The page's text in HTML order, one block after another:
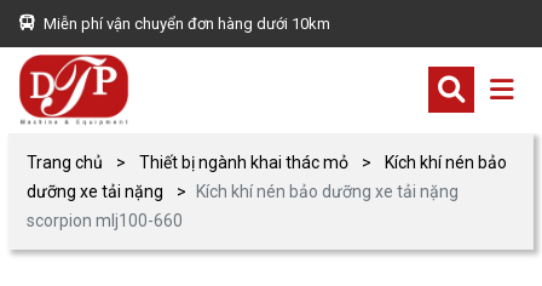
Miễn phí vận chuyển đơn hàng dưới 10km
Trang chủ Thiết bị ngành khai thác mỏ
Kích khí nén bảo
dưỡng xe tải nặng
Kích khí nén bảo dưỡng xe tải nặng
scorpion mlj100-660